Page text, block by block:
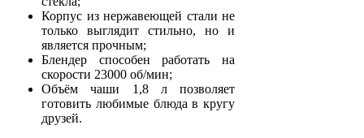
Корпус из нержавеющей стали не
только выглядит стильно, но и
является прочным;
Блендер способен работать на
скорости 23000 об/мин;
Объём чаши 1,8 л позволяет
готовить любимые блюда в кругу
друзей.